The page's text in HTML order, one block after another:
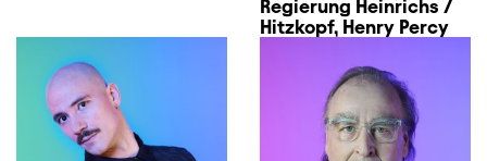
Regierung Heinrichs /
Hitzkopf, Henry Percy